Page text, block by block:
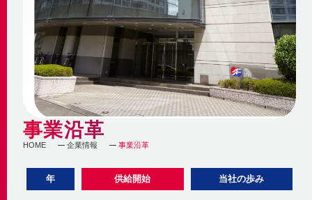
非常時を含めた安定供給
BCP基本計画
地域連携
地域への参画
教育機関との連携
地域貢献活動
人材育成と多様な働き方
取得認証
環境性
みなとみらい21中央地区の地域冷暖房
供給エリア
供給設備
センタープラント
第2プラント
第3プラント
主要設備
地域導管
会社紹介動画
2030ビジョン
決算情報・熱販売状況
各種公開情報
建築物省エネ法
地球温暖化対策計画書
省エネ法 定期報告書・中長期計画書
熱供給事業者別排出係数
パートナーシップ構築宣言
事業沿革
HOME 企業情報 事業沿革
年 供給開始 当社の歩み